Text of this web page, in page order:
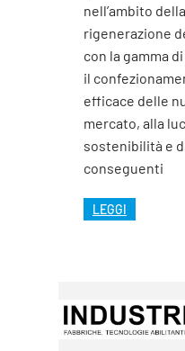
nell’ambito
rigenerazione
con la gamma
il
efficace delle
mercato, alla
sostenibilità e
conseguenti
LEGGI